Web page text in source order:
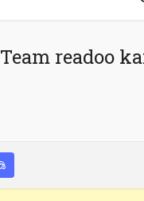
Team readoo